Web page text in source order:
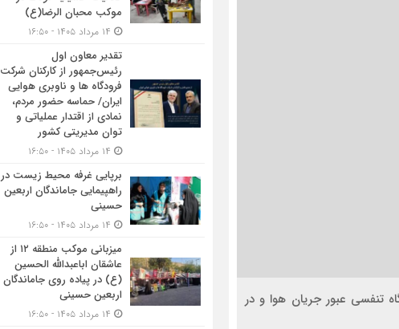
تنفسی عبور جریان هوا و در
موکب محبان الرضا(ع)
تقدیر معاون اول
رئیس‌جمهور از کارکنان شرکت
فرودگاه ها و ناوبری هوایی
ایران/ حماسه حضور مردم،
نمادی از اقتدار عملیاتی و
توان مدیریتی کشور
برپایی غرفه محیط زیست در
راهپیمایی جاماندگان اربعین
حسینی
میزبانی موکب منطقه ۱۲ از
عاشقان اباعبدالله الحسین
(ع) در پیاده روی جاماندگان
اربعین حسینی